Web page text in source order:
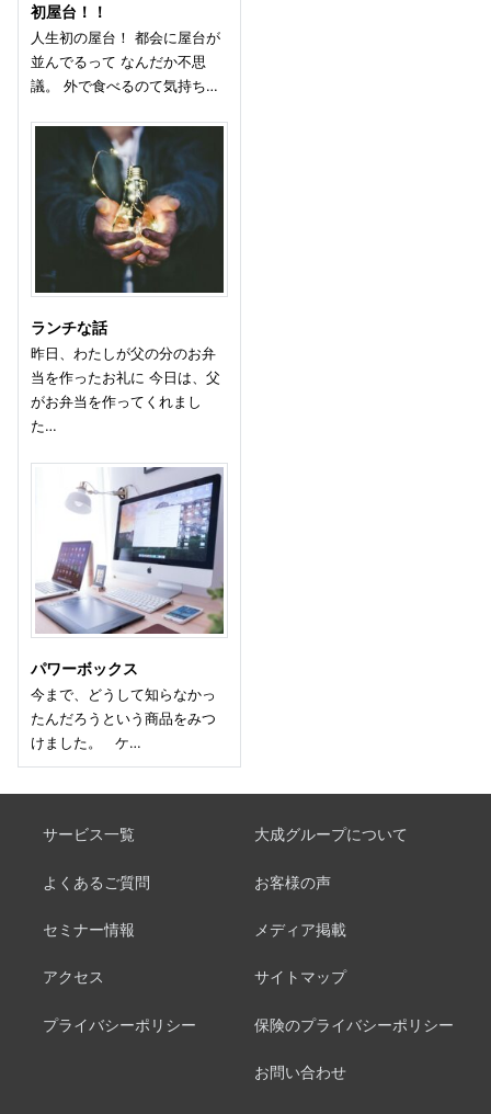
初屋台！！
人生初の屋台！ 都会に屋台が
並んでるって なんだか不思
議。 外で食べるのて気持ち…
ランチな話
昨日、わたしが父の分のお弁
当を作ったお礼に 今日は、父
がお弁当を作ってくれまし
た…
パワーボックス
今まで、どうして知らなかっ
たんだろうという商品をみつ
けました。 ケ…
サービス一覧 大成グループについて
よくあるご質問 お客様の声
セミナー情報 メディア掲載
アクセス サイトマップ
プライバシーポリシー 保険のプライバシーポリシー
お問い合わせ